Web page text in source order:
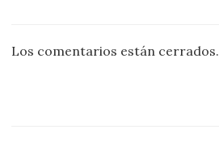
Los comentarios están cerrados.